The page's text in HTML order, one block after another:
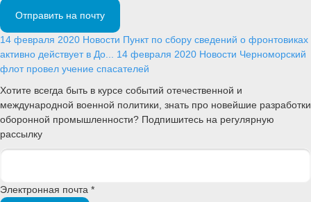
Отправить на почту
14 февраля 2020 Новости Пункт по сбору сведений о фронтовиках
активно действует в До... 14 февраля 2020 Новости Черноморский
флот провел учение спасателей
Хотите всегда быть в курсе событий отечественной и
международной военной политики, знать про новейшие разработки
оборонной промышленности? Подпишитесь на регулярную
рассылку
Электронная почта *